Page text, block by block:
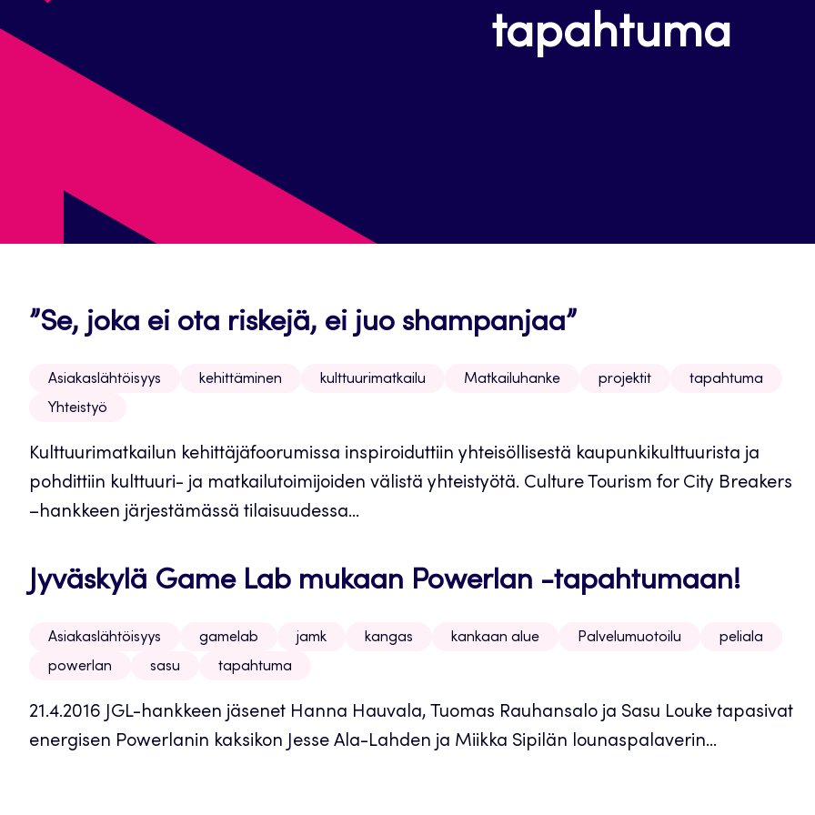
tapahtuma
”Se, joka ei ota riskejä, ei juo shampanjaa”
Asiakaslähtöisyys kehittäminen kulttuurimatkailu Matkailuhanke projektit
tapahtuma
Yhteistyö
Kulttuurimatkailun kehittäjäfoorumissa inspiroiduttiin yhteisöllisestä kaupunkikulttuurista ja
pohdittiin kulttuuri- ja matkailutoimijoiden välistä yhteistyötä. Culture Tourism for City Breakers
–hankkeen järjestämässä tilaisuudessa...
Jyväskylä Game Lab mukaan Powerlan -tapahtumaan!
Asiakaslähtöisyys gamelab jamk kangas kankaan alue Palvelumuotoilu
peliala
powerlan
sasu tapahtuma
21.4.2016 JGL-hankkeen jäsenet Hanna Hauvala, Tuomas Rauhansalo ja Sasu Louke tapasivat
energisen Powerlanin kaksikon Jesse Ala-Lahden ja Miikka Sipilän lounaspalaverin...